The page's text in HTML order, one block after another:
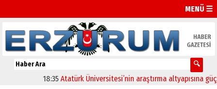
MENÜ ☰
Atatürk Üniversitesi’nin araştırma altyapısına güçlü